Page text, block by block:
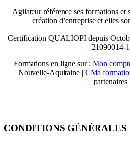
Agilateur référence ses formations et
création d’entreprise et elles
Certification QUALIOPI depuis
21090014-1
Formations en ligne sur : Mon
Nouvelle-Aquitaine | CMa format
partenaires
CONDITIONS GÉNÉRALES